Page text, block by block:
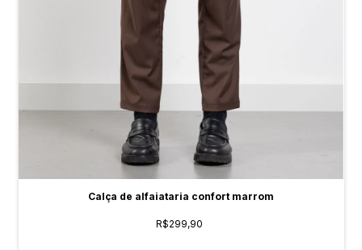
Calça de alfaiataria confort marrom
R$299,90